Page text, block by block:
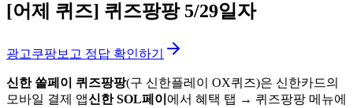
[어제 퀴즈] 퀴즈팡팡 5/29일자
광고쿠팡보고 정답 확인하기
신한 쏠페이 퀴즈팡팡(구 신한플레이 OX퀴즈)은 신한카드의
모바일 결제 앱신한 SOL페이 에서 혜택 탭 → 퀴즈팡팡 메뉴에